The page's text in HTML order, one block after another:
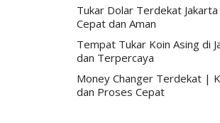
Tukar Dolar Terdekat
Cepat dan Aman
Tempat Tukar Koin Asing di
dan Terpercaya
Money Changer Terdekat |
dan Proses Cepat